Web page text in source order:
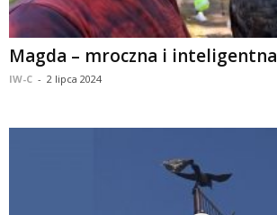
Magda – mroczna i inteligentna
IW-C - 2 lipca 2024